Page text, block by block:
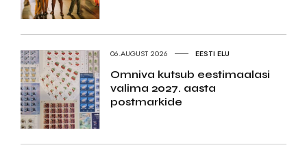
06.AUGUST 2026 EESTI ELU
Omniva kutsub eestimaalasi
valima 2027. aasta
postmarkide